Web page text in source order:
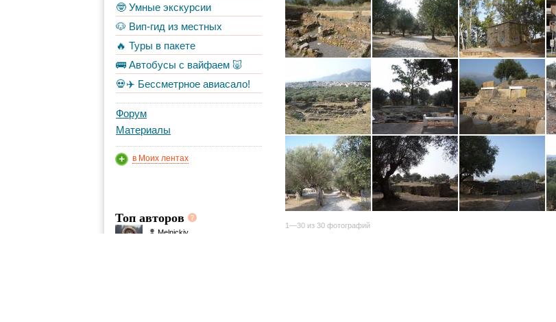
🤓 Умные экскурсии
🐶 Вип-гид из местных
🔥 Туры в пакете
🚌 Автобусы с вайфаем 🐷
💀✈️ Бессметрное авиасало!
Форум
Материалы
в Моих лентах
Топ авторов
Melnickiy
1—30 из 30 фотографий